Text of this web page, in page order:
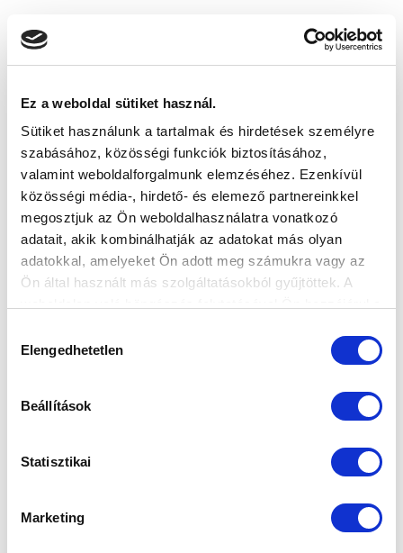
Ez a weboldal sütiket használ.
Sütiket használunk a tartalmak és hirdetések személyre
szabásához, közösségi funkciók biztosításához,
valamint weboldalforgalmunk elemzéséhez. Ezenkívül
közösségi média-, hirdető- és elemező partnereinkkel
megosztjuk az Ön weboldalhasználatra vonatkozó
adatait, akik kombinálhatják az adatokat más olyan
adatokkal, amelyeket Ön adott meg számukra vagy az
Ön által használt más szolgáltatásokból gyűjtöttek. A
kiválasztása
Elengedhetetlen
Beállítások
Statisztikai
Marketing
SZPONZOROK